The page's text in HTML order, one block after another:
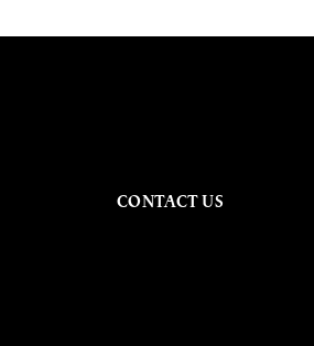
CONTACT US